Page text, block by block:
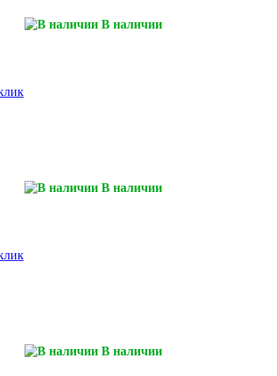
В наличии
В наличии
В наличии